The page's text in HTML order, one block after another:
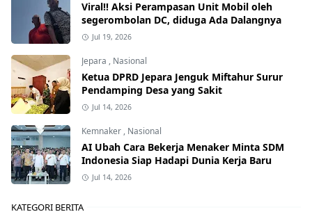
Viral!! Aksi Perampasan Unit Mobil oleh
segerombolan DC, diduga Ada Dalangnya
Jul 19, 2026
Jepara , Nasional
Ketua DPRD Jepara Jenguk Miftahur Surur
Pendamping Desa yang Sakit
Jul 14, 2026
Kemnaker , Nasional
AI Ubah Cara Bekerja Menaker Minta SDM
Indonesia Siap Hadapi Dunia Kerja Baru
Jul 14, 2026
KATEGORI BERITA